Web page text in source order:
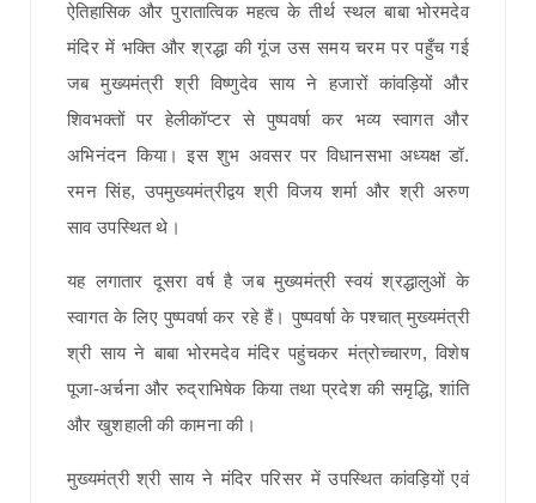
ऐतिहासिक और पुरातात्विक महत्व के तीर्थ स्थल बाबा भोरमदेव
मंदिर में भक्ति और श्रद्धा की गूंज उस समय चरम पर पहुँच गई
जब मुख्यमंत्री श्री विष्णुदेव साय ने हजारों कांवड़ियों और
शिवभक्तों पर हेलीकॉप्टर से पुष्पवर्षा कर भव्य स्वागत और
अभिनंदन किया। इस शुभ अवसर पर विधानसभा अध्यक्ष डॉ.
रमन सिंह, उपमुख्यमंत्रीद्वय श्री विजय शर्मा और श्री अरुण
साव उपस्थित थे।
यह लगातार दूसरा वर्ष है जब मुख्यमंत्री स्वयं श्रद्धालुओं के
स्वागत के लिए पुष्पवर्षा कर रहे हैं। पुष्पवर्षा के पश्चात् मुख्यमंत्री
श्री साय ने बाबा भोरमदेव मंदिर पहुंचकर मंत्रोच्चारण, विशेष
पूजा-अर्चना और रुद्राभिषेक किया तथा प्रदेश की समृद्धि, शांति
और खुशहाली की कामना की।
मुख्यमंत्री श्री साय ने मंदिर परिसर में उपस्थित कांवड़ियों एवं